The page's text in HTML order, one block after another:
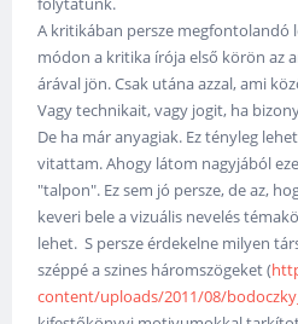
A kritikában persze megfontolandó
módon a kritika írója első körön az
árával jön. Csak utána azzal, ami
Vagy technikait, vagy jogit, ha
De ha már anyagiak. Ez tényleg
vitattam. Ahogy látom nagyjából
"talpon". Ez sem jó persze, de az,
keveri bele a vizuális nevelés
lehet. S persze érdekelne milyen
széppé a szines háromszögeket (
content/uploads/2011/08/